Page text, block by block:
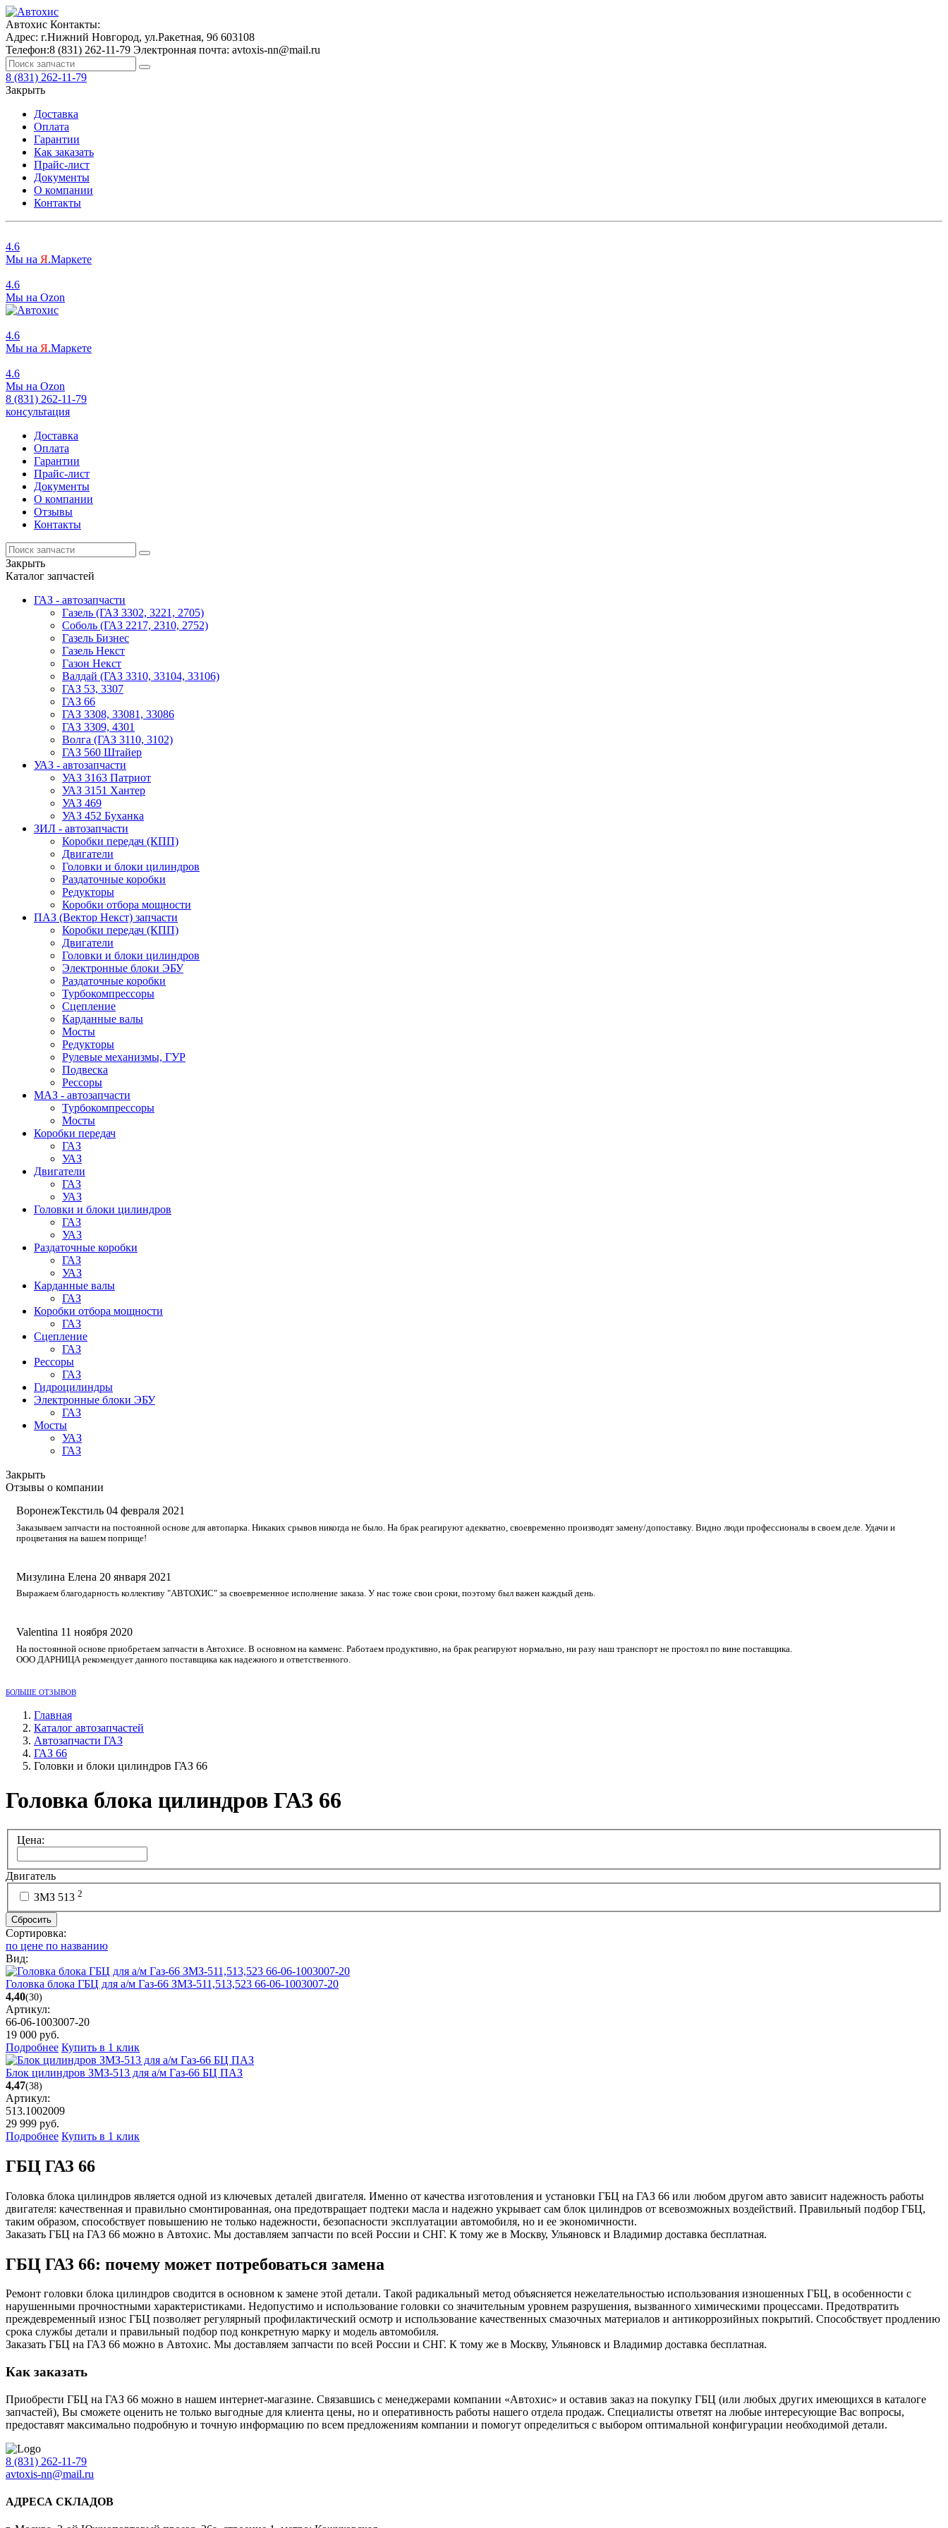
Автохис Контакты:
Адрес: г.Нижний Новгород, ул.Ракетная, 9б 603108
Телефон:8 (831) 262-11-79 Электронная почта: avtoxis-nn@mail.ru
8 (831) 262-11-79
Закрыть
Доставка
Оплата
Гарантии
Как заказать
Прайс-лист
Документы
О компании
Контакты
4.6
Мы на Я.Маркете
4.6
Мы на Ozon
4.6
Мы на Я.Маркете
4.6
Мы на Ozon
8 (831) 262-11-79
консультация
Доставка
Оплата
Гарантии
Прайс-лист
Документы
О компании
Отзывы
Контакты
Закрыть
Каталог запчастей
ГАЗ - автозапчасти
Газель (ГАЗ 3302, 3221, 2705)
Соболь (ГАЗ 2217, 2310, 2752)
Газель Бизнес
Газель Некст
Газон Некст
Валдай (ГАЗ 3310, 33104, 33106)
ГАЗ 53, 3307
ГАЗ 66
ГАЗ 3308, 33081, 33086
ГАЗ 3309, 4301
Волга (ГАЗ 3110, 3102)
ГАЗ 560 Штайер
УАЗ - автозапчасти
УАЗ 3163 Патриот
УАЗ 3151 Хантер
УАЗ 469
УАЗ 452 Буханка
ЗИЛ - автозапчасти
Коробки передач (КПП)
Двигатели
Головки и блоки цилиндров
Раздаточные коробки
Редукторы
Коробки отбора мощности
ПАЗ (Вектор Некст) запчасти
Коробки передач (КПП)
Двигатели
Головки и блоки цилиндров
Электронные блоки ЭБУ
Раздаточные коробки
Турбокомпрессоры
Сцепление
Карданные валы
Мосты
Редукторы
Рулевые механизмы, ГУР
Подвеска
Рессоры
МАЗ - автозапчасти
Турбокомпрессоры
Мосты
Коробки передач
ГАЗ
УАЗ
Двигатели
ГАЗ
УАЗ
Головки и блоки цилиндров
ГАЗ
УАЗ
Раздаточные коробки
ГАЗ
УАЗ
Карданные валы
ГАЗ
Коробки отбора мощности
ГАЗ
Сцепление
ГАЗ
Рессоры
ГАЗ
Гидроцилиндры
Электронные блоки ЭБУ
ГАЗ
Мосты
УАЗ
ГАЗ
Закрыть
Отзывы о компании
ВоронежТекстиль 04 февраля 2021
Заказываем запчасти на постоянной основе для автопарка. Никаких срывов никогда не было. На брак реагируют адекватно, своевременно производят замену/допоставку. Видно люди профессионалы в своем деле. Удачи и
процветания на вашем поприще!
Мизулина Елена 20 января 2021
Выражаем благодарность коллективу "АВТОХИС" за своевременное исполнение заказа. У нас тоже свои сроки, поэтому был важен каждый день.
Valentina 11 ноября 2020
На постоянной основе приобретаем запчасти в Автохисе. В основном на камменс. Работаем продуктивно, на брак реагируют нормально, ни разу наш транспорт не простоял по вине поставщика.
ООО ДАРНИЦА рекомендует данного поставщика как надежного и ответственного.
БОЛЬШЕ ОТЗЫВОВ
Главная
Каталог автозапчастей
Автозапчасти ГАЗ
ГАЗ 66
Головки и блоки цилиндров ГАЗ 66
Головка блока цилиндров ГАЗ 66
Цена:
Двигатель
ЗМЗ 513 2
Сбросить
Сортировка:
по цене по названию
Вид:
Головка блока ГБЦ для а/м Газ-66 ЗМЗ-511,513,523 66-06-1003007-20
4,40(30)
Артикул:
66-06-1003007-20
19 000 руб.
Подробнее Купить в 1 клик
Блок цилиндров ЗМЗ-513 для а/м Газ-66 БЦ ПАЗ
4,47(38)
Артикул:
513.1002009
29 999 руб.
Подробнее Купить в 1 клик
ГБЦ ГАЗ 66
Головка блока цилиндров является одной из ключевых деталей двигателя. Именно от качества изготовления и установки ГБЦ на ГАЗ 66 или любом другом авто зависит надежность работы
двигателя: качественная и правильно смонтированная, она предотвращает подтеки масла и надежно укрывает сам блок цилиндров от всевозможных воздействий. Правильный подбор ГБЦ,
таким образом, способствует повышению не только надежности, безопасности эксплуатации автомобиля, но и ее экономичности.
Заказать ГБЦ на ГАЗ 66 можно в Автохис. Мы доставляем запчасти по всей России и СНГ. К тому же в Москву, Ульяновск и Владимир доставка бесплатная.
ГБЦ ГАЗ 66: почему может потребоваться замена
Ремонт головки блока цилиндров сводится в основном к замене этой детали. Такой радикальный метод объясняется нежелательностью использования изношенных ГБЦ, в особенности с
нарушенными прочностными характеристиками. Недопустимо и использование головки со значительным уровнем разрушения, вызванного химическими процессами. Предотвратить
преждевременный износ ГБЦ позволяет регулярный профилактический осмотр и использование качественных смазочных материалов и антикоррозийных покрытий. Способствует продлению
срока службы детали и правильный подбор под конкретную марку и модель автомобиля.
Заказать ГБЦ на ГАЗ 66 можно в Автохис. Мы доставляем запчасти по всей России и СНГ. К тому же в Москву, Ульяновск и Владимир доставка бесплатная.
Как заказать
Приобрести ГБЦ на ГАЗ 66 можно в нашем интернет-магазине. Связавшись с менеджерами компании «Автохис» и оставив заказ на покупку ГБЦ (или любых других имеющихся в каталоге
запчастей), Вы сможете оценить не только выгодные для клиента цены, но и оперативность работы нашего отдела продаж. Специалисты ответят на любые интересующие Вас вопросы,
предоставят максимально подробную и точную информацию по всем предложениям компании и помогут определиться с выбором оптимальной конфигурации необходимой детали.
8 (831) 262-11-79
avtoxis-nn@mail.ru
АДРЕСА СКЛАДОВ